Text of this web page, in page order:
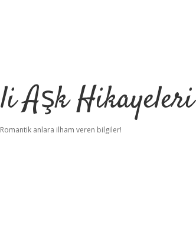
Aşk Hikayeleri
Romantik anlara ilham veren bilgiler!